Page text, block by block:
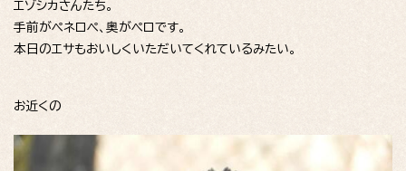
エゾシカさんたち。
手前がペネロペ、奥がペロです。
本日のエサもおいしくいただいてくれているみたい。
お近くの